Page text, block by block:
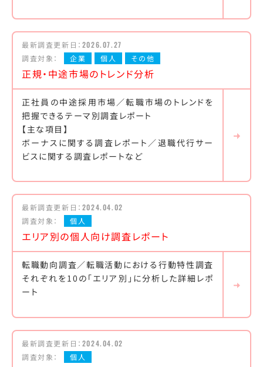
最新調査更新日： 2026.07.27
調査対象：
企業 個人 その他
正規・中途市場のトレンド分析
正社員の中途採用市場／転職市場のトレンドを
把握できるテーマ別調査レポート
【主な項目】
ボーナスに関する調査レポート／退職代行サー
ビスに関する調査レポートなど
最新調査更新日： 2024.04.02
調査対象：
個人
エリア別の個人向け調査レポート
転職動向調査／転職活動における行動特性調査
それぞれを10の「エリア別」に分析した詳細レポ
ート
最新調査更新日： 2024.04.02
調査対象：
個人